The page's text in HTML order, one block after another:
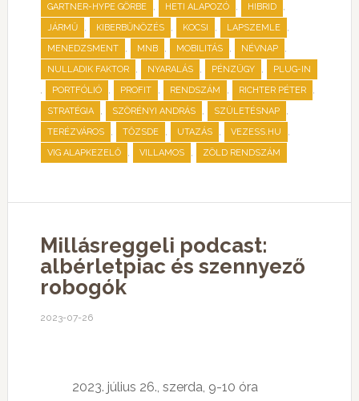
GARTNER-HYPE GÖRBE , HETI ALAPOZÓ , HIBRID ,
JÁRMŰ , KIBERBŰNÖZÉS , KOCSI , LAPSZEMLE ,
MENEDZSMENT , MNB , MOBILITÁS , NÉVNAP ,
NULLADIK FAKTOR , NYARALÁS , PÉNZÜGY , PLUG-IN
, PORTFÓLIÓ , PROFIT , RENDSZÁM , RICHTER PÉTER ,
STRATÉGIA , SZÖRÉNYI ANDRÁS , SZÜLETÉSNAP ,
TERÉZVÁROS , TŐZSDE , UTAZÁS , VEZESS.HU ,
VIG ALAPKEZELŐ , VILLAMOS , ZÖLD RENDSZÁM
Millásreggeli podcast:
albérletpiac és szennyező
robogók
2023-07-26
2023. július 26., szerda, 9-10 óra